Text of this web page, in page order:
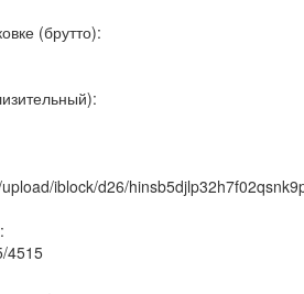
(брутто):
iblock/d26/
4515